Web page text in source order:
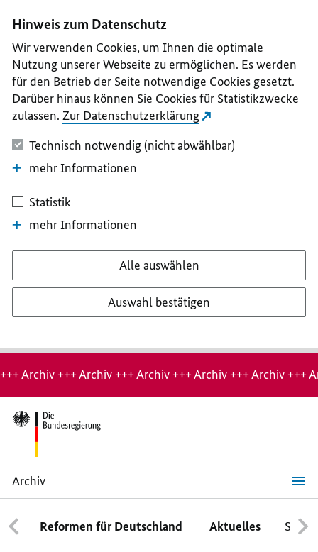
II
III
IV
V
Hinweis zum Datenschutz
Wir verwenden Cookies, um Ihnen die optimale
Nutzung unserer Webseite zu ermöglichen. Es werden
für den Betrieb der Seite notwendige Cookies gesetzt.
Darüber hinaus können Sie Cookies für Statistikzwecke
zulassen. Zur Datenschutzerklärung
Technisch notwendig (nicht abwählbar)
mehr Informationen
Statistik
mehr Informationen
Alle auswählen
Auswahl bestätigen
Hinweis:
Archiv-
Seite
+++ Archiv +++ Archiv +++ Archiv +++ Archiv +++ Archiv +++
Archiv
Podcast
„Bär
on
Air: Reformen für Deutschland Aktuelles